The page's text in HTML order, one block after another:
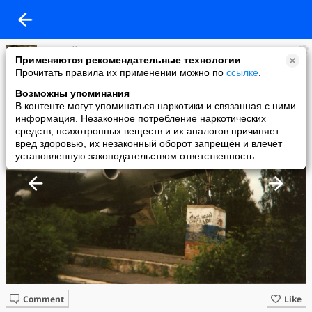
Применяются рекомендательные технологии
Прочитать правила их применении можно по ссылке
Возможны упоминания
В контенте могут упоминаться наркотики и связанная с ними
информация. Незаконное потребление наркотических
средств, психотропных веществ и их аналогов причиняет
вред здоровью, их незаконный оборот запрещён и влечёт
установленную законодательством ответственность
Алексей Киселёв
added a photo
26 Jan в 10:36
Like
Comment